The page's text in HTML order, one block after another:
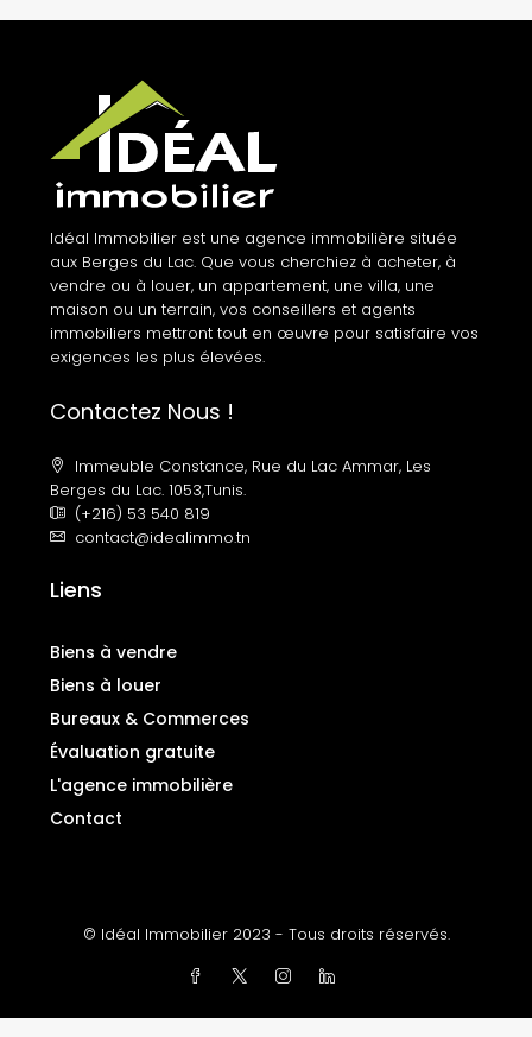
Idéal Immobilier est une agence immobilière située
aux Berges du Lac. Que vous cherchiez à acheter, à
vendre ou à louer, un appartement, une villa, une
maison ou un terrain, vos conseillers et agents
immobiliers mettront tout en œuvre pour satisfaire vos
exigences les plus élevées.
Contactez Nous !
Immeuble Constance, Rue du Lac Ammar, Les
Berges du Lac. 1053,Tunis.
(+216) 53 540 819
contact@idealimmo.tn
Liens
Biens à vendre
Biens à louer
Bureaux & Commerces
Évaluation gratuite
L'agence immobilière
Contact
© Idéal Immobilier 2023 - Tous droits réservés.